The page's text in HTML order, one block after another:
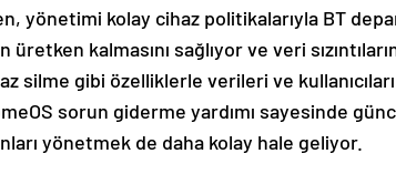
yönetimi kolay cihaz politikalarıyla BT
kalmasını sağlıyor ve veri
silme gibi özelliklerle verileri ve
sorun giderme yardımı sayesinde
yönetmek de daha kolay hale geliyor.